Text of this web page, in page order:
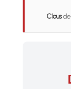
Clousde